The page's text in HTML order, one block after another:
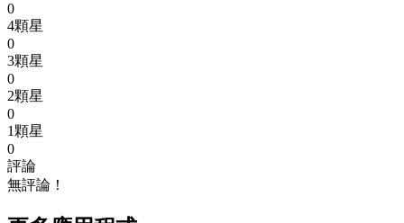
0
4顆星
0
3顆星
0
2顆星
0
1顆星
0
評論
無評論！